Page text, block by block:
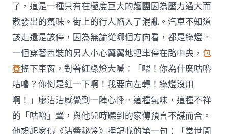
了，這是一種只有在極度巨大的麵團因為壓力過大而
散發出的氣味。街上的行人陷入了混亂。汽車不知道
該走還是該停，因為無論從哪個方向看，都是綠燈。
一個穿著西裝的男人小心翼翼地把車停在路中央，包
養搖下車窗，對著紅綠燈大喊：「喂！你為什麼咕嚕
咕嚕？你倒是紅一下啊！我要向左轉！綠燈沒用
啊！」廖沾沾感覺到一陣心悸。這種氣味，這種不祥
的「咕嚕」聲，與他兒時聽到的家傳預言不謀而合。